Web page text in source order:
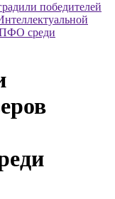
победителей
среди